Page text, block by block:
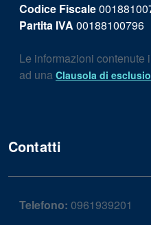
Codice Fiscale
Partita IVA 00188100796
Le informazioni contenute
ad una Clausola di
Contatti
Telefono: 0961939201